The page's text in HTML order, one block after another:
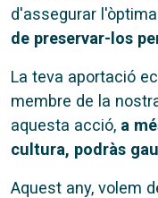
d'assegurar l'òptima
de preservar-los
La teva aportació
membre de la
aquesta acció, a
cultura, podràs
Aquest any, volem